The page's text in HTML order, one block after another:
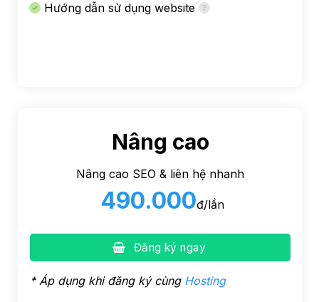
Hướng dẫn sử dụng website
Nâng cao
Nâng cao SEO & liên hệ nhanh
490.000đ/lần
Đăng ký ngay
* Áp dụng khi đăng ký cùng Hosting